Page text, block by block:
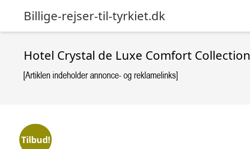
Billige-rejser-til-tyrkiet.dk
Hotel Crystal de Luxe Comfort Collection
Tilbud!